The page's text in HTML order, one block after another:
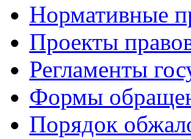
Нормативные
Проекты
Регламенты
Формы
Порядок